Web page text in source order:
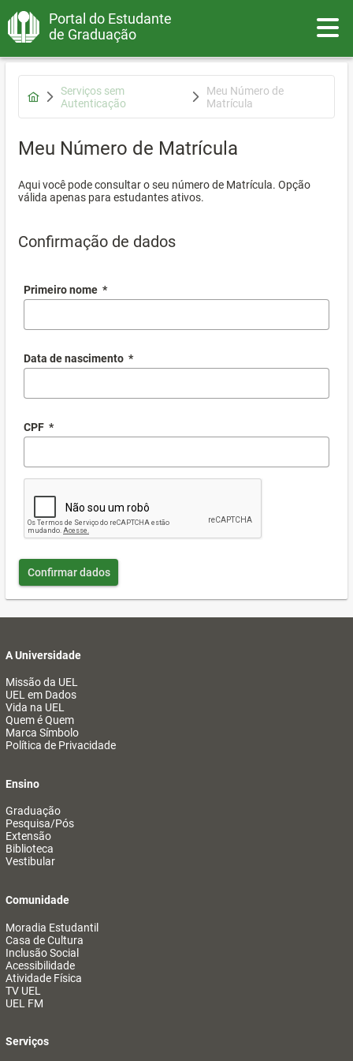
Portal do Estudante
de Graduação
Serviços sem
Autenticação
Meu Número de
Matrícula
Meu Número de Matrícula
Aqui você pode consultar o seu número de Matrícula. Opção
válida apenas para estudantes ativos.
Confirmação de dados
Primeiro nome *
Data de nascimento *
CPF *
Confirmar dados
A Universidade
Missão da UEL
UEL em Dados
Vida na UEL
Quem é Quem
Marca Símbolo
Política de Privacidade
Ensino
Graduação
Pesquisa/Pós
Extensão
Biblioteca
Vestibular
Comunidade
Moradia Estudantil
Casa de Cultura
Inclusão Social
Acessibilidade
Atividade Física
TV UEL
UEL FM
Serviços